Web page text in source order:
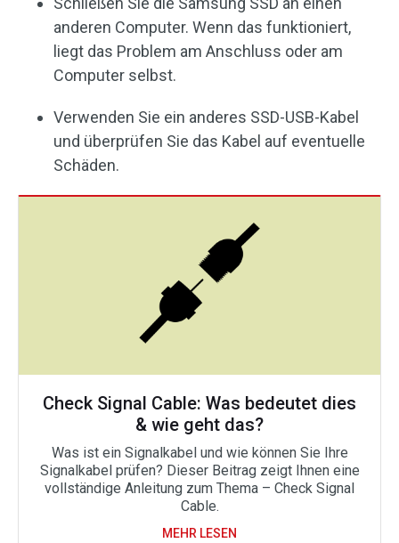
anderen Computer. Wenn das funktioniert,
liegt das Problem am Anschluss oder am
Computer selbst.
Verwenden Sie ein anderes SSD-USB-Kabel
und überprüfen Sie das Kabel auf eventuelle
Schäden.
Check Signal Cable: Was bedeutet dies
& wie geht das?
Was ist ein Signalkabel und wie können Sie Ihre
Signalkabel prüfen? Dieser Beitrag zeigt Ihnen eine
vollständige Anleitung zum Thema – Check Signal
Cable.
MEHR LESEN